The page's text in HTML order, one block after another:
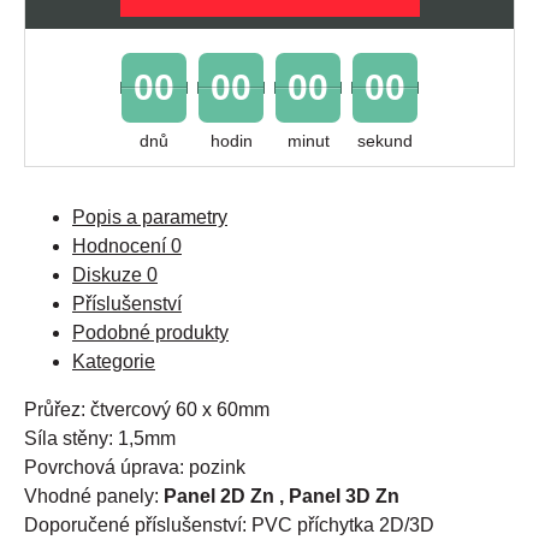
00
dnů
00
hodin
00
minut
00
sekund
Popis a parametry
Hodnocení 0
Diskuze 0
Příslušenství
Podobné produkty
Kategorie
Průřez: čtvercový 60 x 60mm
Síla stěny: 1,5mm
Povrchová úprava: pozink
Vhodné panely: Panel 2D Zn , Panel 3D Zn
Doporučené příslušenství: PVC příchytka 2D/3D